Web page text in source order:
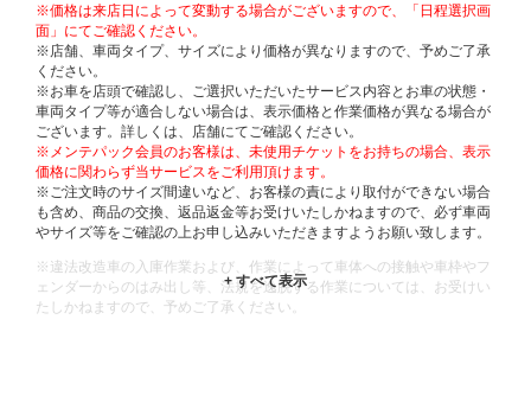
※価格は来店日によって変動する場合がございますので、「日程選択画
面」にてご確認ください。
※店舗、車両タイプ、サイズにより価格が異なりますので、予めご了承
ください。
※お車を店頭で確認し、ご選択いただいたサービス内容とお車の状態・
車両タイプ等が適合しない場合は、表示価格と作業価格が異なる場合が
ございます。詳しくは、店舗にてご確認ください。
※メンテパック会員のお客様は、未使用チケットをお持ちの場合、表示
価格に関わらず当サービスをご利用頂けます。
※ご注文時のサイズ間違いなど、お客様の責により取付ができない場合
も含め、商品の交換、返品返金等お受けいたしかねますので、必ず車両
やサイズ等をご確認の上お申し込みいただきますようお願い致します。
※違法改造車の入庫作業および、作業によって車体への接触や車枠やフ
ェンダーからのはみ出し等、法規を逸脱する作業については、お受けい
たしかねますので、予めご了承ください。